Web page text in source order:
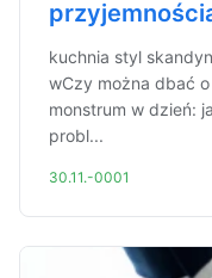
kuchnia styl
wCzy można dbać
monstrum w dzień:
probl...
30.11.-0001